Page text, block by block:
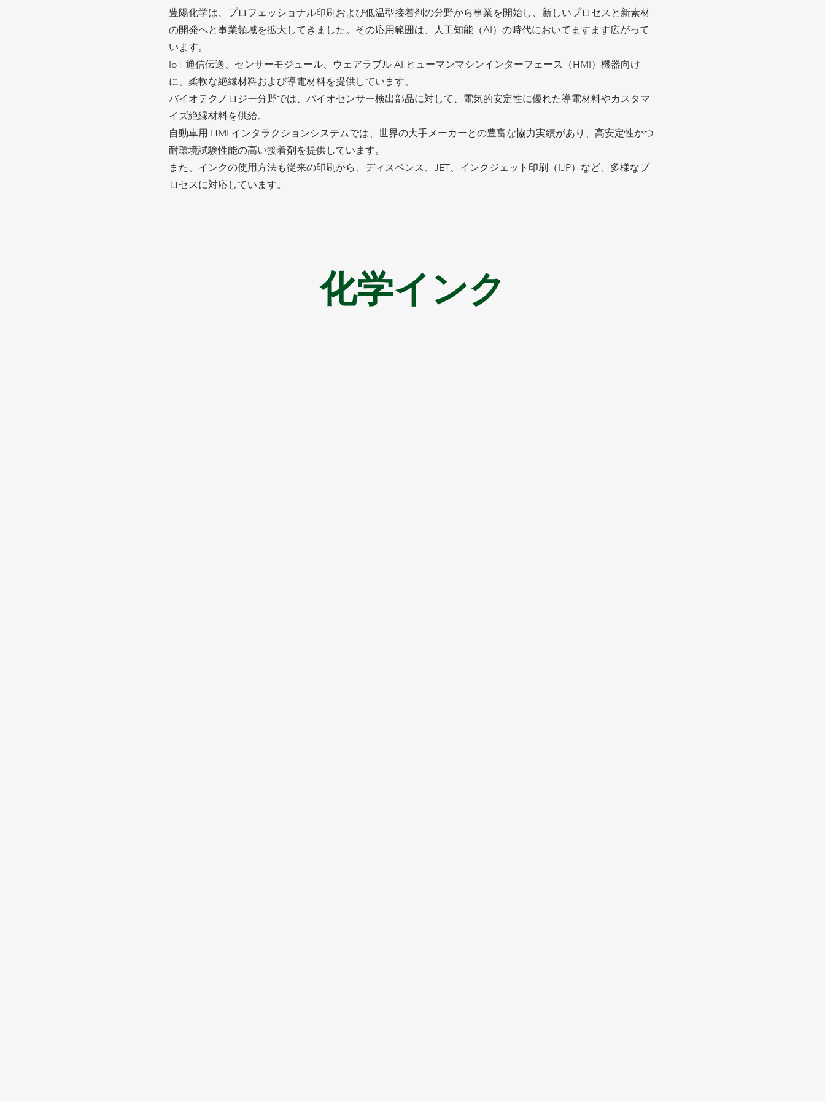
豊陽化学は、プロフェッショナル印刷および低温型接着剤の分野から事業を開始し、新しいプロセスと新素材
の開発へと事業領域を拡大してきました。その応用範囲は、人工知能（AI）の時代においてますます広がって
います。
IoT 通信伝送、センサーモジュール、ウェアラブル AI ヒューマンマシンインターフェース（HMI）機器向け
に、柔軟な絶縁材料および導電材料を提供しています。
バイオテクノロジー分野では、バイオセンサー検出部品に対して、電気的安定性に優れた導電材料やカスタマ
イズ絶縁材料を供給。
自動車用 HMI インタラクションシステムでは、世界の大手メーカーとの豊富な協力実績があり、高安定性かつ
耐環境試験性能の高い接着剤を提供しています。
また、インクの使用方法も従来の印刷から、ディスペンス、JET、インクジェット印刷（IJP）など、多様なプ
ロセスに対応しています。
化学インク